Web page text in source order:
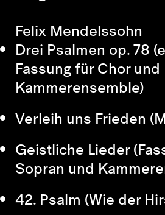
Felix Mendelssohn
Drei Psalmen op. 78
Fassung für Chor und
Kammerensemble)
Verleih uns Frieden
Geistliche Lieder
Sopran und
42. Psalm (Wie der